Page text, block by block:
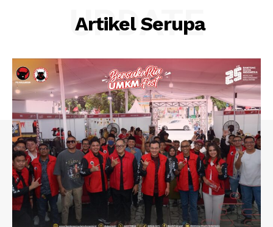
Artikel Serupa
UPDATE